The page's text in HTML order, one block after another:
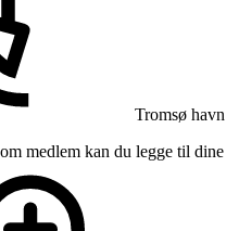
Tromsø havn
medlem kan du legge til dine